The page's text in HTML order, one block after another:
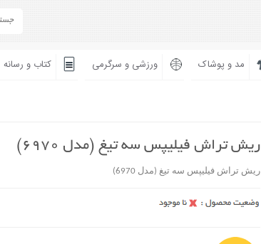
مد و پوشاک ورزشی و سرگرمی کتاب و رسانه
ریش تراش فیلیپس سه تیغ (مدل 6970)
ریش تراش فیلیپس سه تیغ (مدل 6970)